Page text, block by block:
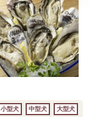
小型犬 中型犬 大型犬